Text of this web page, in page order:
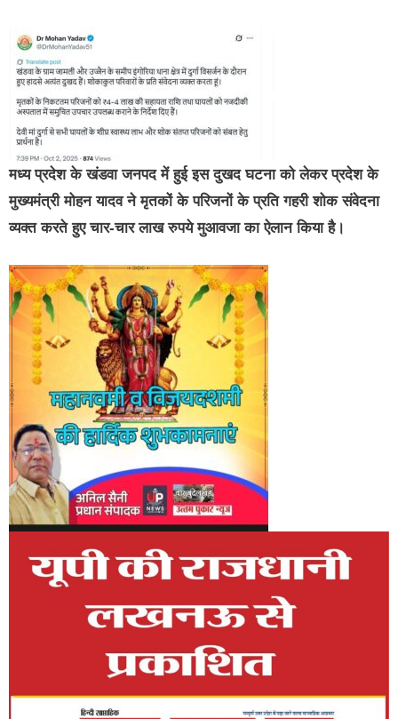
मध्य प्रदेश के खंडवा जनपद में हुई इस दुखद घटना को लेकर प्रदेश के
मुख्यमंत्री मोहन यादव ने मृतकों के परिजनों के प्रति गहरी शोक संवेदना
व्यक्त करते हुए चार-चार लाख रुपये मुआवजा का ऐलान किया है।